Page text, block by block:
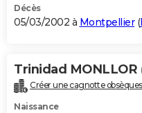
Décès
05/03/2002 à Montpellier(
Trinidad MONLLOR
Créer une cagnotte obsèques
Naissance